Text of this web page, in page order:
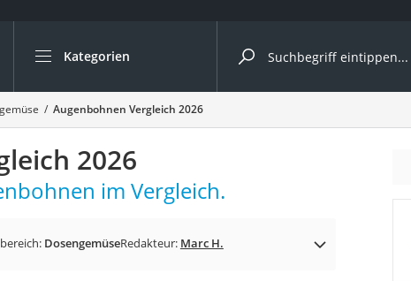
Kategorien
Die beliebtesten Vergleiche nach Kategorie
Lebensmittel
Schwarzkümmelöl
Knäckebrot
Schwarzkümmelöl-Kapseln
Eiklar
Augenbohnen Vergleich 2026
2026
im Vergleich.
DosengemüseRedakteur: Marc H.